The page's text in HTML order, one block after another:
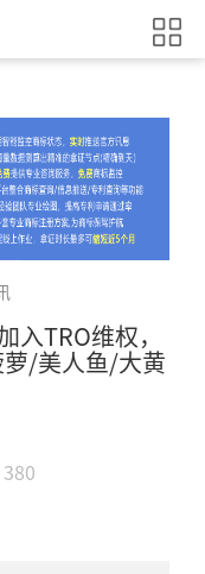
入TRO维权，
/美人鱼/大黄